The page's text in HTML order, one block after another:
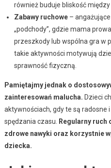
również buduje bliskość
Zabawy ruchowe– angażujące
„podchody”, gdzie mama
przeszkody lub wspólna gra w
takie aktywności motywują
sprawność fizyczną.
Pamiętajmy jednak o
zainteresowań malucha. Dzieci
aktywnościach, gdy te są radosne
spędzania czasu.
Regularny ruch
zdrowe nawyki oraz korzystnie
dziecka.